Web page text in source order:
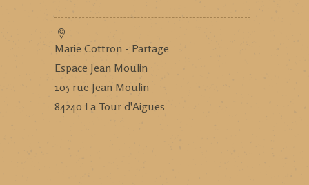
Marie Cottron - Partage
Espace Jean Moulin
105 rue Jean Moulin
84240 La Tour d'Aigues